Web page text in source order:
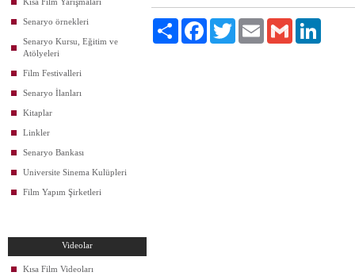
Senaryo örnekleri
Senaryo Kursu, Eğitim ve
Atölyeleri
Film Festivalleri
Senaryo İlanları
Kitaplar
Linkler
Senaryo Bankası
Universite Sinema Kulüpleri
Film Yapım Şirketleri
Videolar
Kısa Film Videoları
Paylaş FacebookTwitter Email Gmail